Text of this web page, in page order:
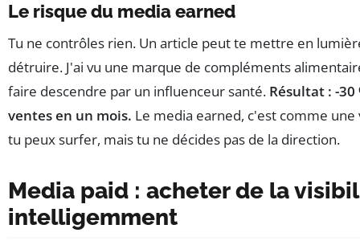
Le risque du media earned
Tu ne contrôles rien. Un article peut te mettre en
détruire. J'ai vu une marque de compléments
faire descendre par un influenceur santé. Résultat : -30
ventes en un mois. Le media earned, c'est comme une
tu peux surfer, mais tu ne décides pas de la direction.
Media paid : acheter de la
intelligemment